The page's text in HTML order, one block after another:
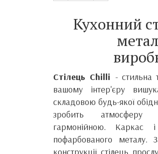
Кухонний
Стілець Chilli - стильна
вашому інтер'єру
складовою будь-якої
зробить
гармонійною. Каркас
пофарбованого металу.